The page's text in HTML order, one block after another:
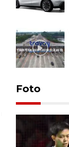
Foto